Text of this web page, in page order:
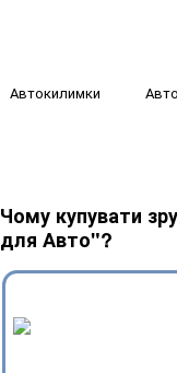
Автокилимки
Чому купувати
для Авто"?